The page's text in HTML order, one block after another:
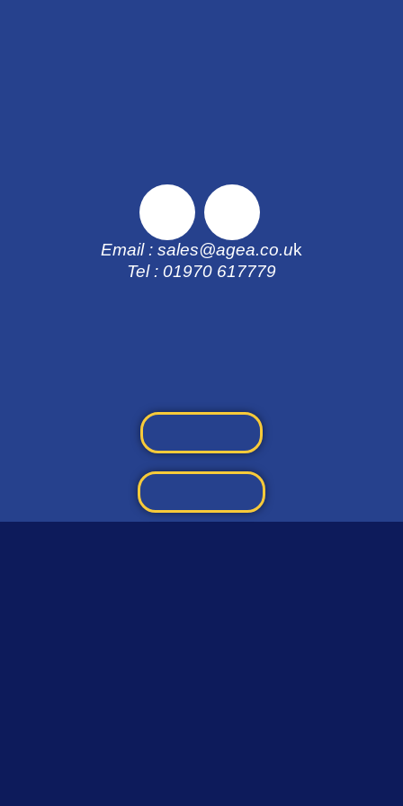
Email : sales@agea.co.uk
Tel : 01970 617779
Fire Page